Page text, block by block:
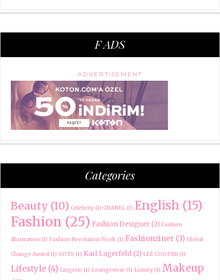
F ADS
ADVERTISEMENT
Categories
Beauty (10) Celebrity (1) CHANEL (1) English (15)
Fashion (25) Fashion Designer (2) Fashion
Illustration (1) Fashion Revolution Week (1) Fashionziner (3) Global
Change Award (1) GOTS (1) Karl Lagerfeld (2) LEE COOPER (1)
Lifestyle (4) Lingerie (1) Loungewear (1) Luxury (1) Makeup